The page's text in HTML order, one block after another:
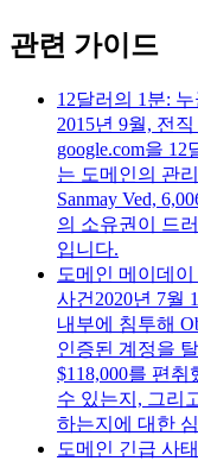
관련 가이드
12달러의 1분:
2015년 9월, 전
google.com을
는 도메인의 관
Sanmay Ved,
의 소유권이 드
입니다.
도메인 메이데이
사건 2020년 7월
내부에 침투해
인증된 계정을
$118,000를 편
수 있는지, 그리
하는지에 대한
도메인 긴급 사태